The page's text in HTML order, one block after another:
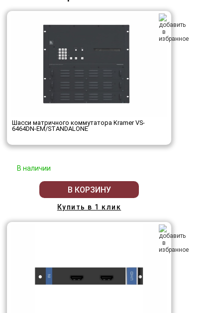
Шасси матричного коммутатора Kramer VS-
6464DN-EM/STANDALONE
В наличии
В КОРЗИНУ
Купить в 1 клик